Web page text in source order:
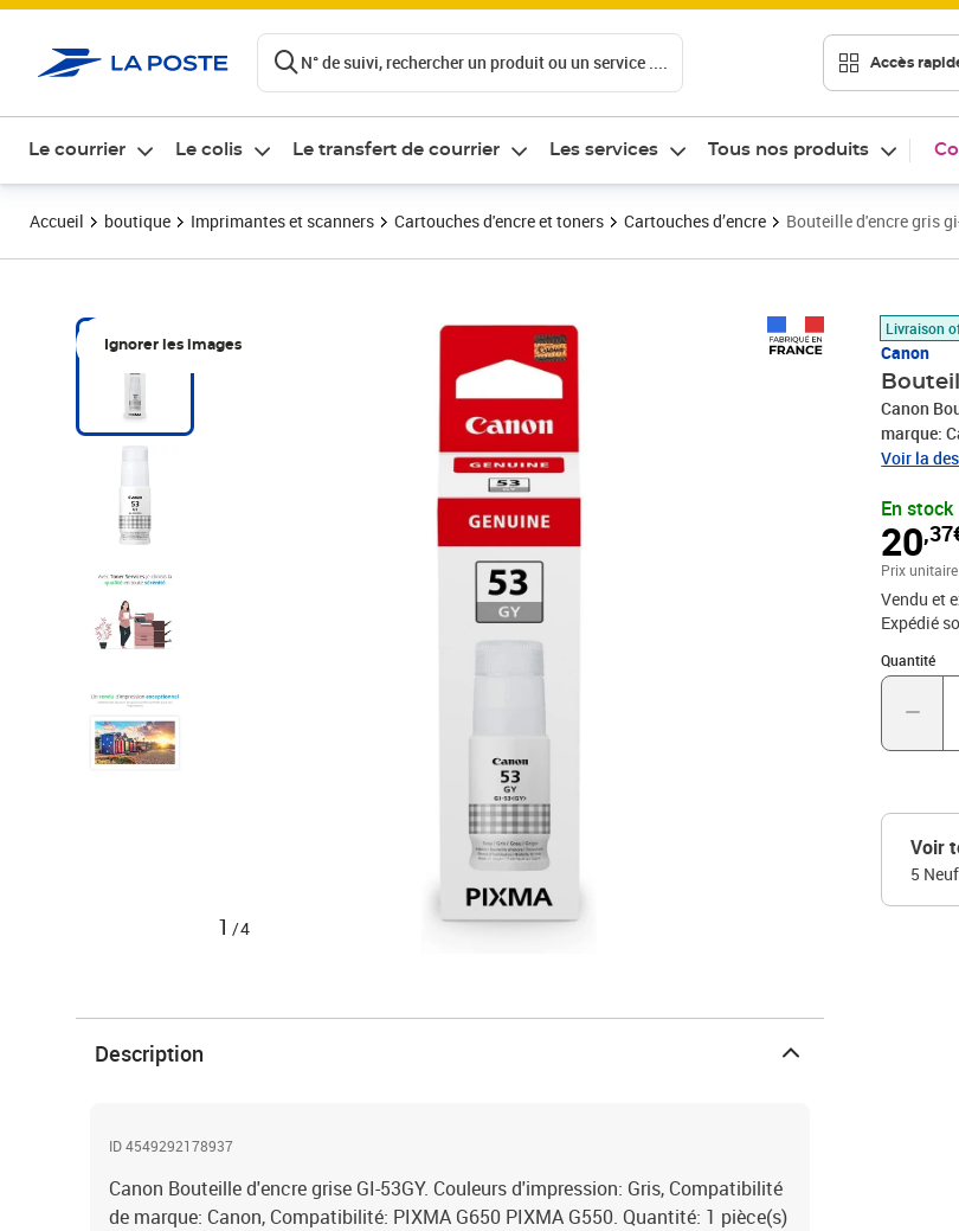
N° de suivi, rechercher un produit ou un service .... Accès
Le courrier Le colis Le transfert de courrier Les services Tous nos produits
Accueil boutique Imprimantes et scanners Cartouches d'encre et toners Cartouches d’encre Bouteille d'encre gris
Ignorer les images
1 /4
Livraison
Canon
Canon
marque:
Voir la
En stock
20
Prix
Prix unitaire
Vendu et
Expédié
Quantité
Quantité : 1
Voir
5
Description
ID 4549292178937
Canon Bouteille d'encre grise GI-53GY. Couleurs d'impression: Gris, Compatibilité
de marque: Canon, Compatibilité: PIXMA G650 PIXMA G550. Quantité: 1 pièce(s)